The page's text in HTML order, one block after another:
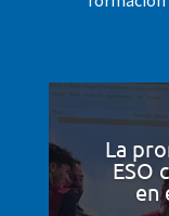
La
ESO
en